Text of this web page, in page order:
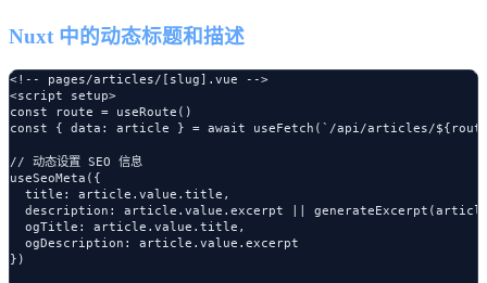
Nuxt 中的动态标题和描述
<!-- pages/articles/[slug].vue -->
<script setup>
const route = useRoute()
const { data: article } = await useFetch(`/api/articles/
// 动态设置 SEO 信息
useSeoMeta({
  title: article.value.title,
description: article.value.excerpt ||
  ogTitle: article.value.title,
  ogDescription: article.value.excerpt
})